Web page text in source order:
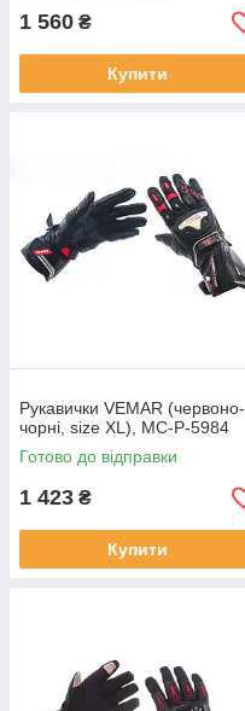
1 560 ₴
Купити
Рукавички VEMAR (червоно-
чорні, size XL), MC-P-5984
Готово до відправки
1 423 ₴
Купити